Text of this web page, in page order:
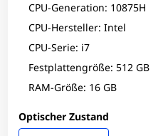
CPU-Generation: 10875H
CPU-Hersteller: Intel
CPU-Serie: i7
Festplattengröße: 512 GB
RAM-Größe: 16 GB
Optischer Zustand